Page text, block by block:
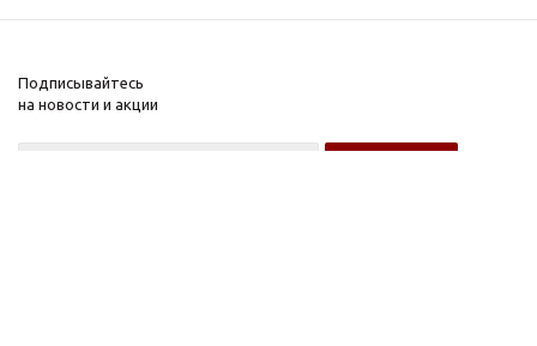
Подписывайтесь
на новости и акции